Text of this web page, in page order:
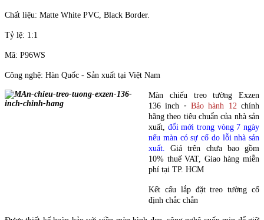
Chất liệu: Matte White PVC, Black Border.
Tỷ lệ: 1:1
Mã: P96WS
Công nghệ: Hàn Quốc - Sản xuất tại Việt Nam
Màn chiếu treo tường Exzen
136 inch -Bảo hành 12 chính
hãng theo tiêu chuẩn của nhà sản
xuất, đổi mới trong vòng 7 ngày
nếu màn có sự cố do lỗi nhà sản
xuất.
Giá trên chưa bao gồm
10% thuế VAT, Giao hàng miễn
phí tại TP. HCM
Kết cấu lắp đặt treo tường cố
định chắc chắn